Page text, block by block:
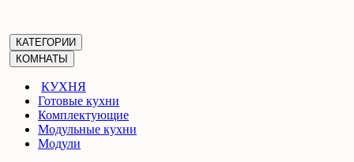
КАТЕГОРИИ
КОМНАТЫ
КУХНЯ
Готовые кухни
Комплектующие
Модульные кухни
Модули